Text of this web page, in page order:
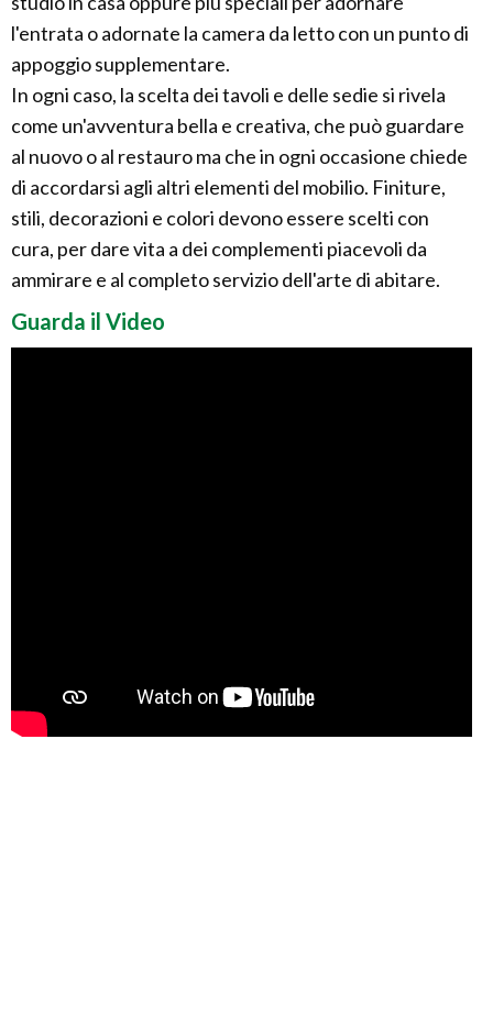
l'entrata o adornate la camera da letto con un punto di
appoggio supplementare.
In ogni caso, la scelta dei tavoli e delle sedie si rivela
come un'avventura bella e creativa, che può guardare
al nuovo o al restauro ma che in ogni occasione chiede
di accordarsi agli altri elementi del mobilio. Finiture,
stili, decorazioni e colori devono essere scelti con
cura, per dare vita a dei complementi piacevoli da
ammirare e al completo servizio dell'arte di abitare.
Guarda il Video